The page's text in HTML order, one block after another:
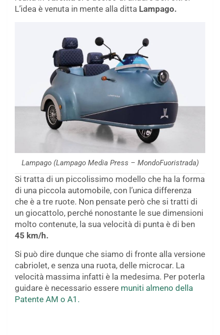
L’idea è venuta in mente alla ditta Lampago.
Lampago (Lampago Media Press – MondoFuoristrada)
Si tratta di un piccolissimo modello che ha la forma
di una piccola automobile, con l’unica differenza
che è a tre ruote. Non pensate però che si tratti di
un giocattolo, perché nonostante le sue dimensioni
molto contenute, la sua velocità di punta è di ben
45 km/h.
Si può dire dunque che siamo di fronte alla versione
cabriolet, e senza una ruota, delle microcar. La
velocità massima infatti è la medesima. Per poterla
guidare è necessario essere muniti almeno della
Patente AM o A1.